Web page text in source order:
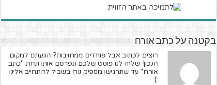
בקטנה על כתב אורח
רוצים לכתוב אבל פוחדים ממחויבות? הגעתם למקום
הנכון! שלחו לנו פוסט שלכם ונפרסם אותו תחת "כתב
אורח" עד שתרגישו מספיק נוח בשביל להתחייב אלינו
:)